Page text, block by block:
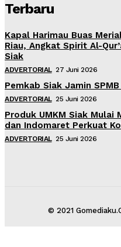
Terbaru
Kapal Harimau Buas
Riau, Angkat Spirit Al-
Siak
ADVERTORIAL 27 Juni 2026
Pemkab Siak Jamin
ADVERTORIAL 25 Juni 2026
Produk UMKM Siak Mulai
dan Indomaret Perkuat
ADVERTORIAL 25 Juni 2026
© 2021